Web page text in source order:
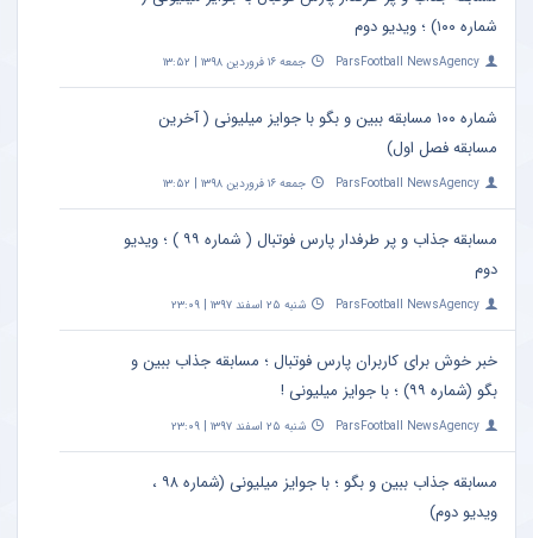
بید
شماره ۱۰۰) ؛ ویدیو دوم
ParsFootball NewsAgency جمعه ۱۶ فروردین ۱۳۹۸ | ۱۳:۵۲
شماره ۱۰۰ مسابقه ببین و بگو با جوایز میلیونی ( آخرین
مسابقه فصل اول)
ParsFootball NewsAgency جمعه ۱۶ فروردین ۱۳۹۸ | ۱۳:۵۲
مسابقه جذاب و پر طرفدار پارس فوتبال ( شماره ۹۹ ) ؛ ویدیو
دوم
ParsFootball NewsAgency شنبه ۲۵ اسفند ۱۳۹۷ | ۲۳:۰۹
خبر خوش برای کاربران پارس فوتبال ؛ مسابقه جذاب ببین و
بگو (شماره ۹۹) ؛ با جوایز میلیونی !
ParsFootball NewsAgency شنبه ۲۵ اسفند ۱۳۹۷ | ۲۳:۰۹
مسابقه جذاب ببین و بگو ؛ با جوایز میلیونی (شماره ۹۸ ،
ویدیو دوم)